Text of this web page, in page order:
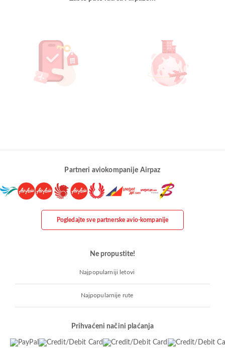
Partneri aviokompanije Airpaz
Pogledajte sve partnerske avio-kompanije
Ne propustite!
Najpopularniji letovi
Najpopularnije rute
Prihvaćeni načini plaćanja